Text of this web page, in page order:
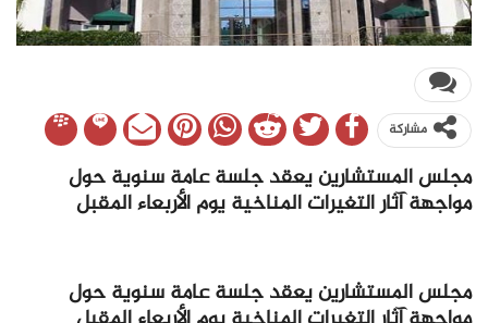
مشاركة
مجلس المستشارين يعقد جلسة عامة سنوية حول
مواجهة آثار التغيرات المناخية يوم الأربعاء المقبل
مجلس المستشارين يعقد جلسة عامة سنوية حول